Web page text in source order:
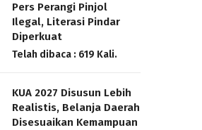
Pers Perangi Pinjol
Ilegal, Literasi Pindar
Diperkuat
Telah dibaca : 619 Kali.
KUA 2027 Disusun Lebih
Realistis, Belanja Daerah
Disesuaikan Kemampuan